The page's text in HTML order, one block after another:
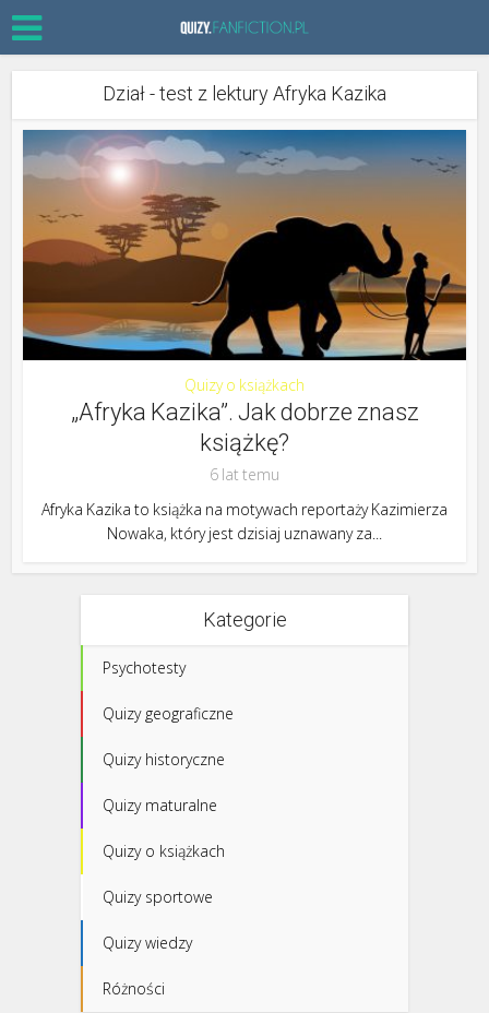
Dział - test z lektury Afryka Kazika
Quizy o książkach
„Afryka Kazika”. Jak dobrze znasz
książkę?
6 lat temu
Afryka Kazika to książka na motywach reportaży Kazimierza
Nowaka, który jest dzisiaj uznawany za...
Kategorie
Psychotesty
Quizy geograficzne
Quizy historyczne
Quizy maturalne
Quizy o książkach
Quizy sportowe
Quizy wiedzy
Różności